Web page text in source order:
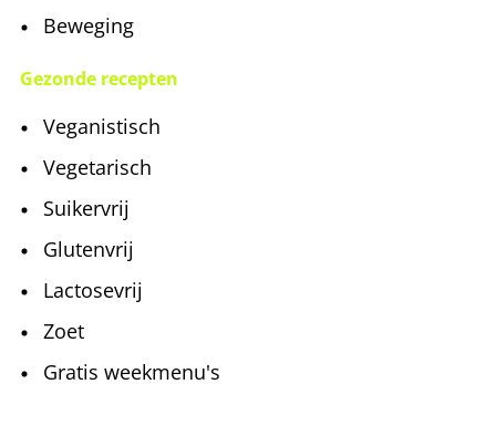
Beweging
Gezonde recepten
Veganistisch
Vegetarisch
Suikervrij
Glutenvrij
Lactosevrij
Zoet
Gratis weekmenu's